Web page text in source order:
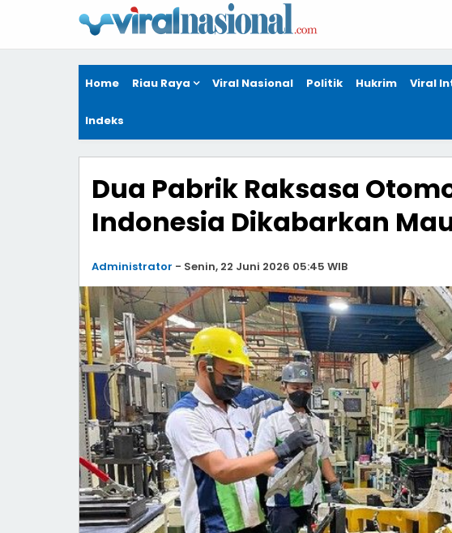
Home Riau Raya Viral Nasional Politik Hukrim Viral
Indeks
Dua Pabrik Raksasa
Indonesia Dikabarkan
Administrator - Senin, 22 Juni 2026 05:45 WIB